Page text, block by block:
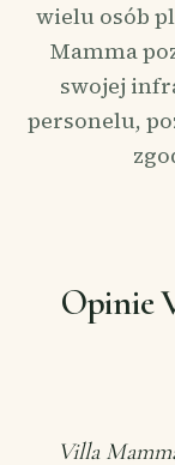
wielu osób
Mamma
swojej
personelu,
Opinie
Villa